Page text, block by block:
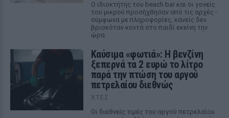
Ο ιδιοκτήτης του beach bar και οι γονείς
του μικρού προσήχθησαν από τις αρχές -
σύμφωνα με πληροφορίες, κανείς δεν
βρισκόταν κοντά στο παιδί εκείνη την
ώρα
Καύσιμα «φωτιά»: Η βενζίνη
ξεπερνά τα 2 ευρώ το λίτρο
παρά την πτώση του αργού
πετρελαίου διεθνώς
ΧΤΕΣ
Οι διεθνείς τιμές του αργού πετρελαίου